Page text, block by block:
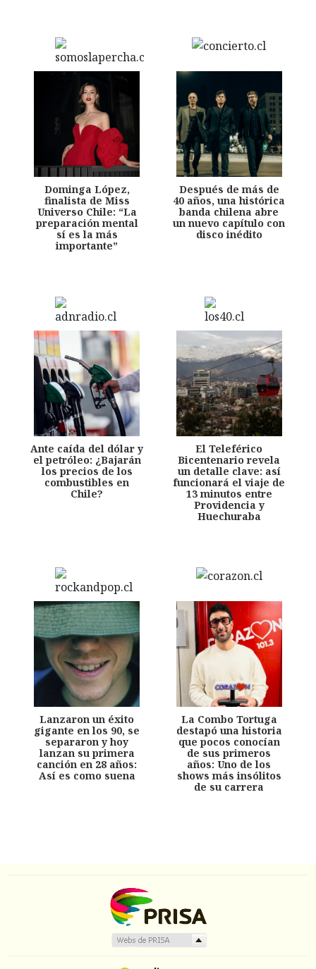
Dominga López,
finalista de Miss
Universo Chile: “La
preparación mental
sí es la más
importante”
Después de más de
40 años, una histórica
banda chilena abre
un nuevo capítulo con
disco inédito
Ante caída del dólar y
el petróleo: ¿Bajarán
los precios de los
combustibles en
Chile?
El Teleférico
Bicentenario revela
un detalle clave: así
funcionará el viaje de
13 minutos entre
Providencia y
Huechuraba
Lanzaron un éxito
gigante en los 90, se
separaron y hoy
lanzan su primera
canción en 28 años:
Así es como suena
La Combo Tortuga
destapó una historia
que pocos conocían
de sus primeros
años: Uno de los
shows más insólitos
de su carrera